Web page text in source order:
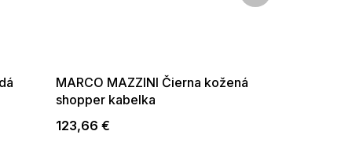
MARCO MAZZINI Čierna kožená
shopper kabelka
123,66 €